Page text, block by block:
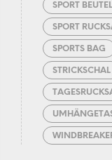
SPORT BEUTEL
SPORT
SPORTS BAG
STRICKSCHAL